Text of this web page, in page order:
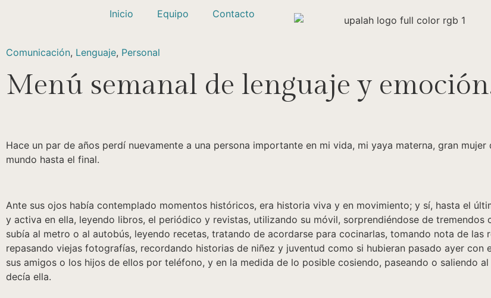
Inicio Equipo Contacto
Comunicación, Lenguaje, Personal
Menú semanal de lenguaje y
Hace un par de años perdí nuevamente a una persona importante en mi vida, mi yaya materna, gran
mundo hasta el final.
Ante sus ojos había contemplado momentos históricos, era historia viva y en movimiento; y sí, hasta el
y activa en ella, leyendo libros, el periódico y revistas, utilizando su móvil, sorprendiéndose de tremendos
subía al metro o al autobús, leyendo recetas, tratando de acordarse para cocinarlas, tomando nota de las
repasando viejas fotografías, recordando historias de niñez y juventud como si hubieran pasado ayer con
sus amigos o los hijos de ellos por teléfono, y en la medida de lo posible cosiendo, paseando o saliendo
decía ella.